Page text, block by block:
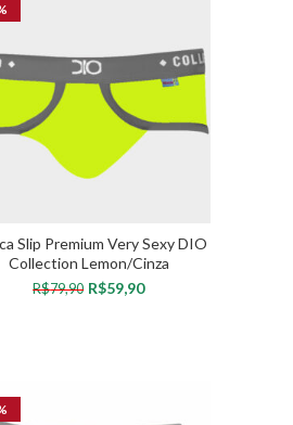
Slip Premium Very Sexy DIO
Collection Lemon/Cinza
R$79,90 R$59,90